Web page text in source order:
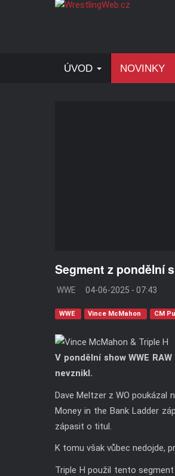
ÚVOD NOVINKY
Segment z pondělní
WWE 04-06-2025 - 07:43
WWE Vince McMahon CM
V pondělní show WWE
nevznikl.
Dave Meltzer z WO poukázal
Money in the Bank Ladder
zápasit o titul.
K tomu však vůbec nedojde,
Triple H použil tento